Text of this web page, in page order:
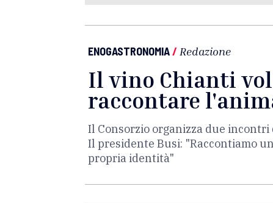
ENOGASTRONOMIA/ Redazione
Il vino Chianti
raccontare
Il Consorzio organizza due
Il presidente Busi: "Raccontiamo
propria identità"